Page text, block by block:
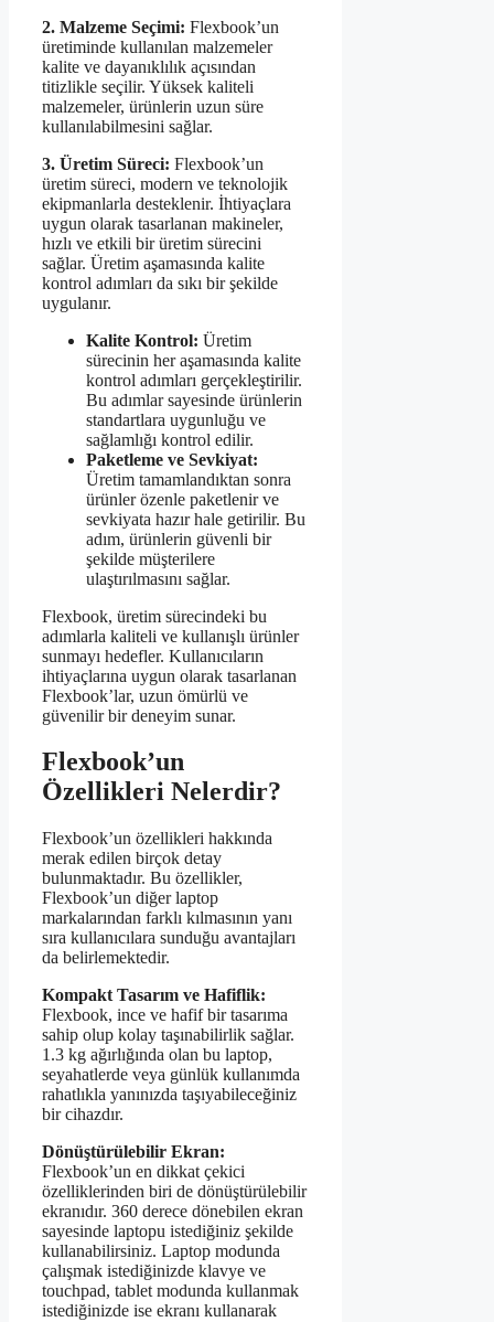
2. Malzeme Seçimi: Flexbook’un
üretiminde kullanılan malzemeler
kalite ve dayanıklılık açısından
titizlikle seçilir. Yüksek kaliteli
malzemeler, ürünlerin uzun süre
kullanılabilmesini sağlar.
3. Üretim Süreci: Flexbook’un
üretim süreci, modern ve teknolojik
ekipmanlarla desteklenir. İhtiyaçlara
uygun olarak tasarlanan makineler,
hızlı ve etkili bir üretim sürecini
sağlar. Üretim aşamasında kalite
kontrol adımları da sıkı bir şekilde
uygulanır.
Kalite Kontrol: Üretim
sürecinin her aşamasında kalite
kontrol adımları gerçekleştirilir.
Bu adımlar sayesinde ürünlerin
standartlara uygunluğu ve
sağlamlığı kontrol edilir.
Paketleme ve Sevkiyat:
Üretim tamamlandıktan sonra
ürünler özenle paketlenir ve
sevkiyata hazır hale getirilir. Bu
adım, ürünlerin güvenli bir
şekilde müşterilere
ulaştırılmasını sağlar.
Flexbook, üretim sürecindeki bu
adımlarla kaliteli ve kullanışlı ürünler
sunmayı hedefler. Kullanıcıların
ihtiyaçlarına uygun olarak tasarlanan
Flexbook’lar, uzun ömürlü ve
güvenilir bir deneyim sunar.
Flexbook’un
Özellikleri Nelerdir?
Flexbook’un özellikleri hakkında
merak edilen birçok detay
bulunmaktadır. Bu özellikler,
Flexbook’un diğer laptop
markalarından farklı kılmasının yanı
sıra kullanıcılara sunduğu avantajları
da belirlemektedir.
Kompakt Tasarım ve Hafiflik:
Flexbook, ince ve hafif bir tasarıma
sahip olup kolay taşınabilirlik sağlar.
1.3 kg ağırlığında olan bu laptop,
seyahatlerde veya günlük kullanımda
rahatlıkla yanınızda taşıyabileceğiniz
bir cihazdır.
Dönüştürülebilir Ekran:
Flexbook’un en dikkat çekici
özelliklerinden biri de dönüştürülebilir
ekranıdır. 360 derece dönebilen ekran
sayesinde laptopu istediğiniz şekilde
kullanabilirsiniz. Laptop modunda
çalışmak istediğinizde klavye ve
touchpad, tablet modunda kullanmak
istediğinizde ise ekranı kullanarak